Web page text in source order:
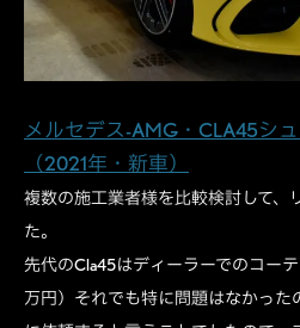
メルセデス-AMG・CLA45シ
（2021年・新車）
複数の施工業者様を比較検討して、
た。
先代のCla45はディーラーでのコー
万円）それでも特に問題はなかった